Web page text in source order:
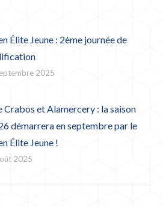
Élite Jeune : 2ème journée de
2025
Crabos et Alamercery : la saison
démarrera en septembre par le
Élite Jeune !
2025